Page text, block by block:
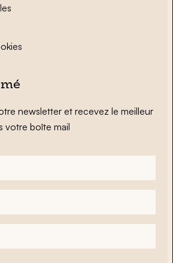
newsletter et recevez le meilleur
votre boîte mail